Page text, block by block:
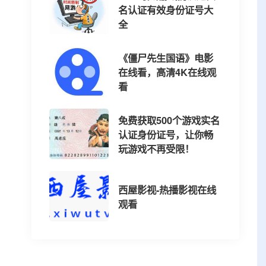
名认证有效身份证号大
全
《僵尸先生国语》电影
在线看，高清4K在线观
看
免费获取500个游戏实名
认证身份证号，让你畅
玩游戏不再受限！
西屋影视-热播影视在线
观看